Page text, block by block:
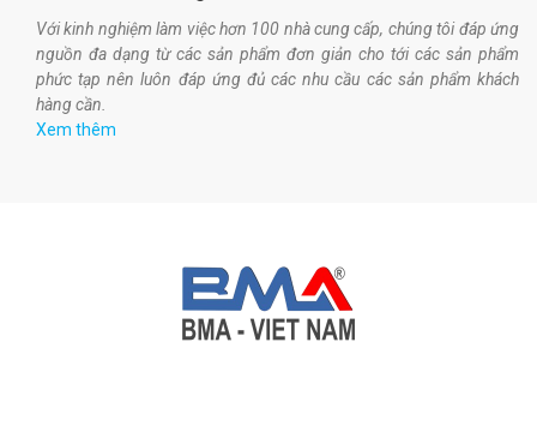
Với kinh nghiệm làm việc hơn 100 nhà cung cấp, chúng tôi đáp ứng
nguồn đa dạng từ các sản phẩm đơn giản cho tới các sản phẩm
phức tạp nên luôn đáp ứng đủ các nhu cầu các sản phẩm khách
hàng cần.
Xem thêm